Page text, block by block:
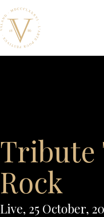
Tribute
Rock
Live, 25 October,